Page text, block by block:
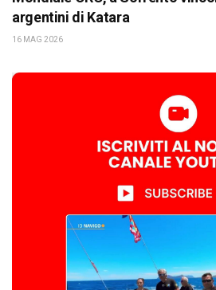
argentini di Katara
16 MAG 2026